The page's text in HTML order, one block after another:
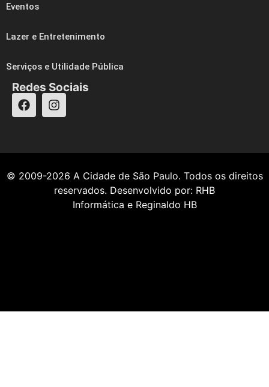
Eventos
Lazer e Entretenimento
Serviços e Utilidade Pública
Redes Sociais
© 2009-2026 A Cidade de São Paulo. Todos os direitos
reservados. Desenvolvido por: RHB
Informática e Reginaldo HB